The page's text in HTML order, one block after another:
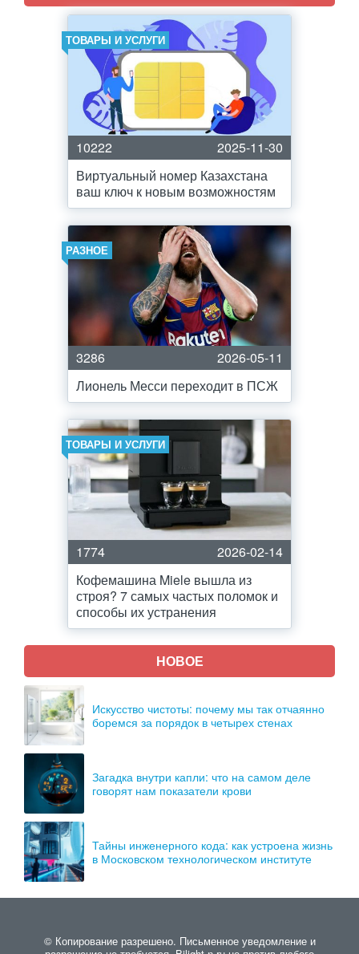
ТОВАРЫ И УСЛУГИ
10222
2025-11-30
Виртуальный номер Казахстана
ваш ключ к новым возможностям
РАЗНОЕ
3286
2026-05-11
Лионель Месси переходит в ПСЖ
ТОВАРЫ И УСЛУГИ
1774
2026-02-14
Кофемашина Miele вышла из
строя? 7 самых частых поломок и
способы их устранения
НОВОЕ
Искусство чистоты: почему мы так отчаянно
боремся за порядок в четырех стенах
Загадка внутри капли: что на самом деле
говорят нам показатели крови
Тайны инженерного кода: как устроена жизнь
в Московском технологическом институте
© Копирование разрешено. Письменное уведомление и